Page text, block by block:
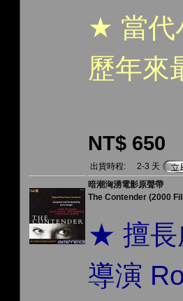
★ 當代
歷年來
NT$ 650
出貨時程:
2-3 天
暗潮洶湧電影原聲帶
The Contender (2000
★ 擅長
導演